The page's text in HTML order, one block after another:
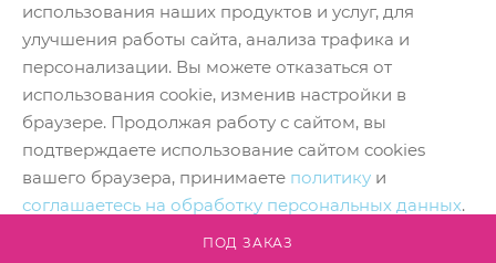
ПОД ЗАКАЗ
использования наших продуктов и услуг, для
улучшения работы сайта, анализа трафика и
персонализации. Вы можете отказаться от
использования cookie, изменив настройки в
браузере. Продолжая работу с сайтом, вы
подтверждаете использование сайтом cookies
вашего браузера, принимаете политику и
соглашаетесь на обработку персональных данных.